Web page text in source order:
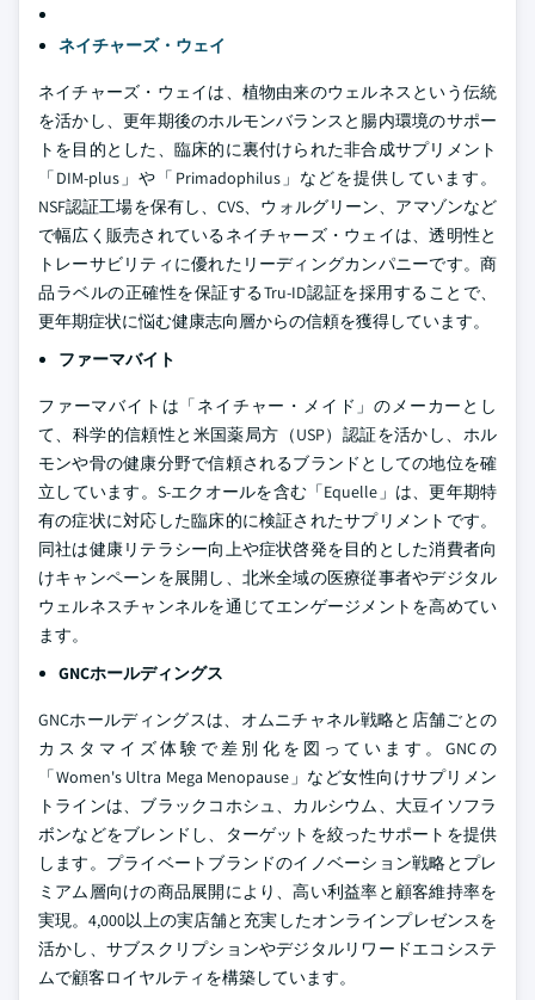
ネイチャーズ・ウェイ
ネイチャーズ・ウェイは、植物由来のウェルネスという伝統
を活かし、更年期後のホルモンバランスと腸内環境のサポー
トを目的とした、臨床的に裏付けられた非合成サプリメント
「DIM-plus」や「Primadophilus」などを提供しています。
NSF認証工場を保有し、CVS、ウォルグリーン、アマゾンなど
で幅広く販売されているネイチャーズ・ウェイは、透明性と
トレーサビリティに優れたリーディングカンパニーです。商
品ラベルの正確性を保証するTru-ID認証を採用することで、
更年期症状に悩む健康志向層からの信頼を獲得しています。
ファーマバイト
ファーマバイトは「ネイチャー・メイド」のメーカーとし
て、科学的信頼性と米国薬局方（USP）認証を活かし、ホル
モンや骨の健康分野で信頼されるブランドとしての地位を確
立しています。S-エクオールを含む「Equelle」は、更年期特
有の症状に対応した臨床的に検証されたサプリメントです。
同社は健康リテラシー向上や症状啓発を目的とした消費者向
けキャンペーンを展開し、北米全域の医療従事者やデジタル
ウェルネスチャンネルを通じてエンゲージメントを高めてい
ます。
GNCホールディングス
GNCホールディングスは、オムニチャネル戦略と店舗ごとの
カスタマイズ体験で差別化を図っています。GNCの
「Women's Ultra Mega Menopause」など女性向けサプリメン
トラインは、ブラックコホシュ、カルシウム、大豆イソフラ
ボンなどをブレンドし、ターゲットを絞ったサポートを提供
します。プライベートブランドのイノベーション戦略とプレ
ミアム層向けの商品展開により、高い利益率と顧客維持率を
実現。4,000以上の実店舗と充実したオンラインプレゼンスを
活かし、サブスクリプションやデジタルリワードエコシステ
ムで顧客ロイヤルティを構築しています。